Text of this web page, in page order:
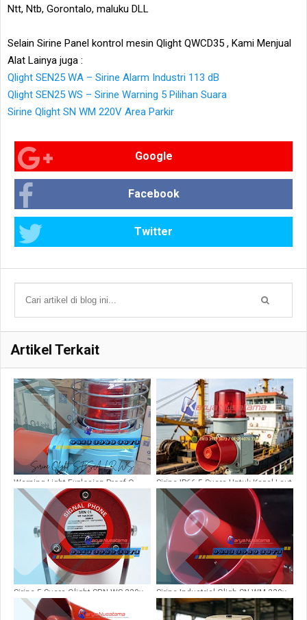
Ntt, Ntb, Gorontalo, maluku DLL
Selain Sirine Panel kontrol mesin Qlight QWCD35 , Kami Menjual
Alat Lainya juga :
Qlight SEN25 WA – Sirine Alarm Industri 113 dB
Qlight SEN25 WS – Sirine Warning 5 Pilihan Suara
Sirine Qlight SN WM 220V Area Parkir
Google
Facebook
Twitter
Artikel Terkait
Warning Light Explosion Proof Q-
Light Sesa WS -LC
Sirine IP66 5 Suara Untuk Kapal Laut
dan Pelabuhan
Sirine 5 Suara Qlight SRN WS 220v
Electric Horn
Sirine Industrial Qligh SN WM 220v
5 Melodi 105dB